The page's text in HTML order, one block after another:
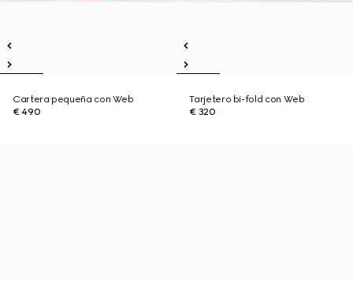
Cartera pequeña con Web
€ 490
Tarjetero bi-fold con Web
€ 320